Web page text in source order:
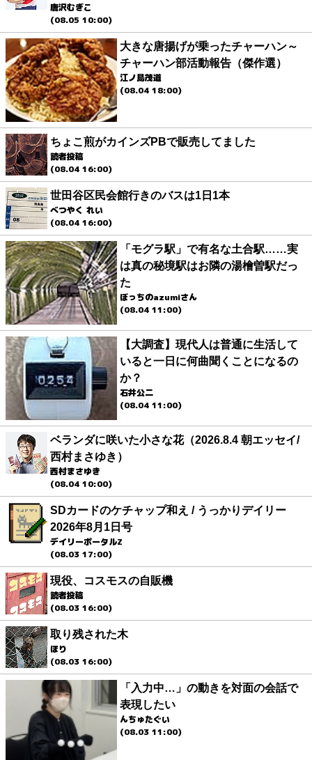
唐沢むぎこ
(08.05 10:00)
大きな唐揚げが乗ったチャーハン～
チャーハン部活動報告（傑作選）
江ノ島茂道
(08.04 18:00)
ちょこ煎がカインズPBで販売してました
読者投稿
(08.04 16:00)
世田谷区民会館行きのバスは1日1本
べつやく れい
(08.04 16:00)
「モグラ駅」で有名な土合駅……実
は真の秘境駅はお隣の湯檜曽駅だっ
た
ぼっちのazumiさん
(08.04 11:00)
【大調査】現代人は普通に生活して
いると一日に何曲聞くことになるの
か？
石井公二
(08.04 11:00)
ベランダに咲いた小さな花（2026.8.4 朝エッセイ/
西村まさゆき）
西村まさゆき
(08.04 10:00)
SDカードのケチャップ和え / うっかりデイリー
2026年8月1日号
デイリーポータルZ
(08.03 17:00)
現役、コスモスの自販機
読者投稿
(08.03 16:00)
取り残された木
ほり
(08.03 16:00)
「入力中…」の動きを対面の会話で
表現したい
んちゅたぐい
(08.03 11:00)